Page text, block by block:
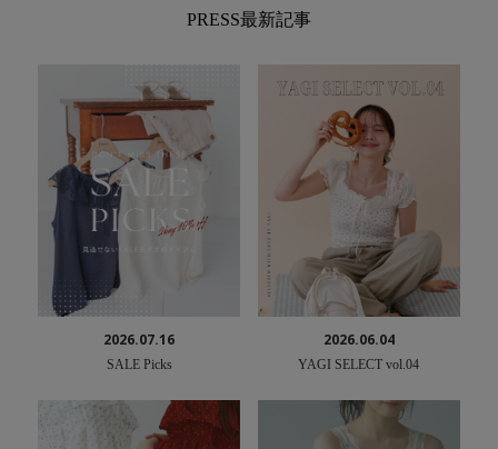
PRESS最新記事
2026.07.16
SALE Picks
2026.06.04
YAGI SELECT vol.04